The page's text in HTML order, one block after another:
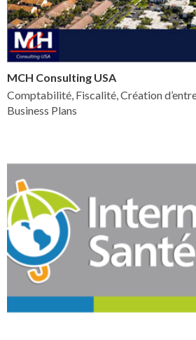
MCH Consulting USA
Comptabilité, Fiscalité, Création
Business Plans